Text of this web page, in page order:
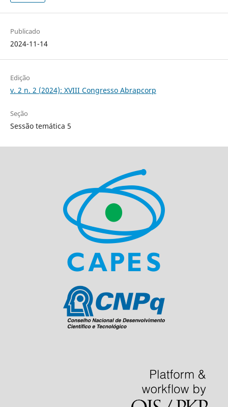
Publicado
2024-11-14
Edição
v. 2 n. 2 (2024): XVIII Congresso Abrapcorp
Seção
Sessão temática 5